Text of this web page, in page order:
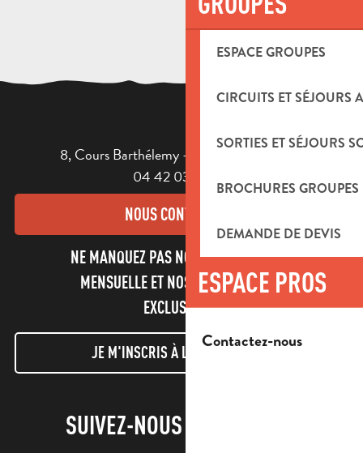
ESPACE GROUPES
CIRCUITS ET SÉJOURS
SORTIES ET SÉJOURS
BROCHURES GROUPES
DEMANDE DE DEVIS
ESPACE PROS
Contactez-nous
8, Cours Barthélemy - 13400 AUBAGNE
04 42 03 49 98
NOUS CONTACTER
NE MANQUEZ PAS NOTRE NEWSLETTER
MENSUELLE ET NOS INFORMATIONS
EXCLUSIVES !
JE M'INSCRIS À LA NEWSLETTER
SUIVEZ-NOUS !